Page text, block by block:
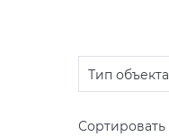
Тип объекта
Сортировать